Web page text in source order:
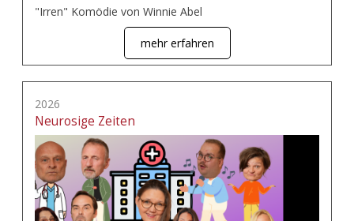
"Irren" Komödie von Winnie Abel
mehr erfahren
2026
Neurosige Zeiten